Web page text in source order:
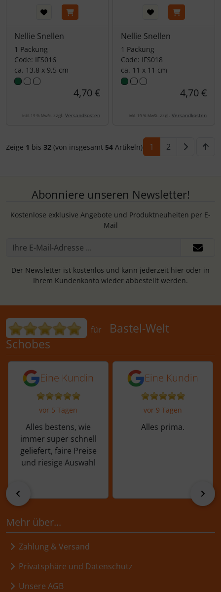
Nellie Snellen
1 Packung
Code: IFS016
ca. 13,8 x 9,5 cm
4,70 €
inkl. 19 % MwSt. zzgl. Versandkosten
Nellie Snellen
1 Packung
Code: IFS018
ca. 11 x 11 cm
4,70 €
inkl. 19 % MwSt. zzgl. Versandkosten
Zeige 1 bis32 (von insgesamt 54 Artikeln) 1 2
Abonniere unseren Newsletter!
Kostenlose exklusive Angebote und Produktneuheiten per E-
Mail
Der Newsletter ist kostenlos und kann jederzeit hier oder in
Ihrem Kundenkonto wieder abbestellt werden.
Bewertungen für Bastel-Welt
für
Bastel-Welt
Schobes
5 von 5 Sternen von einer Kundin vor
Eine Kundin
vor 5 Tagen
Alles bestens, wie
immer super schnell
geliefert, faire Preise
und riesige Auswahl
5 von 5 Sternen
Eine Kundin
vor 9 Tagen
Alles prima.
vor
Mehr über...
Zahlung & Versand
Privatsphäre und Datenschutz
Unsere AGB